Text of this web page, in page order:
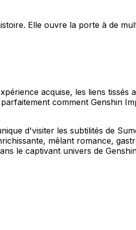
Elle ouvre la porte à de
acquise, les liens tissés
comment Genshin
d'visiter les subtilités de
mêlant romance,
le captivant univers de